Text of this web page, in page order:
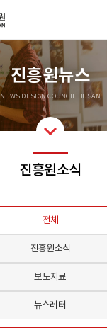
진흥원뉴스
NEWS DESIGN COUNCIL BUSAN
진흥원소식
전체
진흥원소식
보도자료
뉴스레터